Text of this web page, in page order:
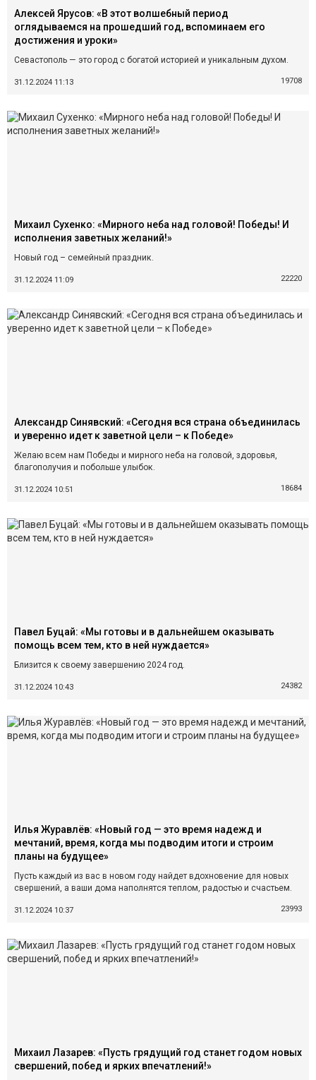
Алексей Ярусов: «В этот волшебный период
оглядываемся на прошедший год, вспоминаем его
достижения и уроки»
Севастополь — это город с богатой историей и уникальным духом.
31.12.2024 11:13 19708
Михаил Сухенко: «Мирного неба над головой! Победы! И
исполнения заветных желаний!»
Новый год – семейный праздник.
31.12.2024 11:09 22220
Александр Синявский: «Сегодня вся страна объединилась
и уверенно идет к заветной цели – к Победе»
Желаю всем нам Победы и мирного неба на головой, здоровья,
благополучия и побольше улыбок.
31.12.2024 10:51 18684
Павел Буцай: «Мы готовы и в дальнейшем оказывать
помощь всем тем, кто в ней нуждается»
Близится к своему завершению 2024 год.
31.12.2024 10:43 24382
Илья Журавлёв: «Новый год — это время надежд и
мечтаний, время, когда мы подводим итоги и строим
планы на будущее»
Пусть каждый из вас в новом году найдет вдохновение для новых
свершений, а ваши дома наполнятся теплом, радостью и счастьем.
31.12.2024 10:37 23993
Михаил Лазарев: «Пусть грядущий год станет годом новых
свершений, побед и ярких впечатлений!»